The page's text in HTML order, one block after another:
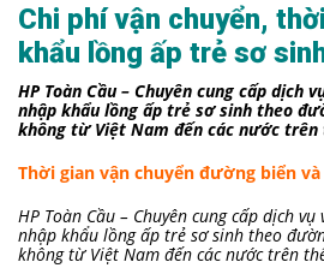
Chi phí vận chuyển,
khẩu lồng ấp trẻ sơ
HP Toàn Cầu – Chuyên cung cấp dịch
nhập khẩu lồng ấp trẻ sơ sinh theo
không từ Việt Nam đến các nước
Thời gian vận chuyển đường biển
HP Toàn Cầu – Chuyên cung cấp dịch
nhập khẩu lồng ấp trẻ sơ sinh theo
không từ Việt Nam đến các nước trên